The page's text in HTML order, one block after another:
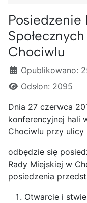
Posiedzenie
Chociwlu
Szczegóły
Opublikowano:
Odsłon: 2095
Dnia 27 czerwca
konferencyjnej hali
Chociwlu przy ulicy
odbędzie się
Rady Miejskiej w
posiedzenia
Otwarcie i